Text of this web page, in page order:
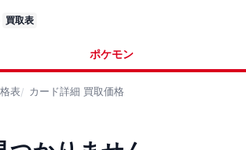
買取表
ポケモン
表 カード詳細 買取価格